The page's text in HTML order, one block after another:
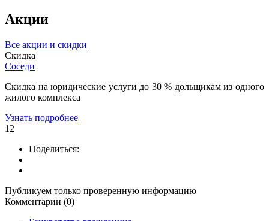
Акции
Все акции и скидки
Скидка
Соседи
Скидка на юридические услуги до 30 % дольщикам из одного
жилого комплекса
Узнать подробнее
12
Поделиться:
Публикуем только проверенную информацию
Комментарии (0)